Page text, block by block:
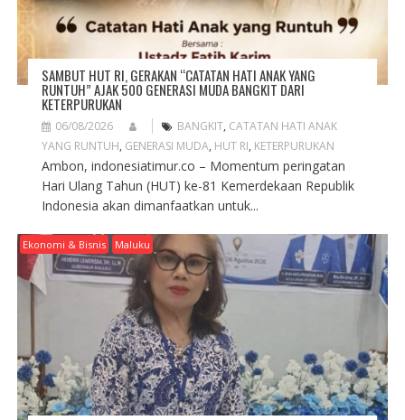
SAMBUT HUT RI, GERAKAN “CATATAN HATI ANAK YANG
RUNTUH” AJAK 500 GENERASI MUDA BANGKIT DARI
KETERPURUKAN
06/08/2026 BANGKIT, CATATAN HATI ANAK
YANG RUNTUH, GENERASI MUDA, HUT RI, KETERPURUKAN
Ambon, indonesiatimur.co – Momentum peringatan
Hari Ulang Tahun (HUT) ke-81 Kemerdekaan Republik
Indonesia akan dimanfaatkan untuk...
Ekonomi & Bisnis Maluku